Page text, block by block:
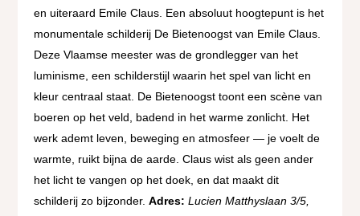
en uiteraard Emile Claus. Een absoluut hoogtepunt is het
monumentale schilderij De Bietenoogst van Emile Claus.
Deze Vlaamse meester was de grondlegger van het
luminisme, een schilderstijl waarin het spel van licht en
kleur centraal staat. De Bietenoogst toont een scène van
boeren op het veld, badend in het warme zonlicht. Het
werk ademt leven, beweging en atmosfeer — je voelt de
warmte, ruikt bijna de aarde. Claus wist als geen ander
het licht te vangen op het doek, en dat maakt dit
schilderij zo bijzonder.Adres:Lucien Matthyslaan 3/5,